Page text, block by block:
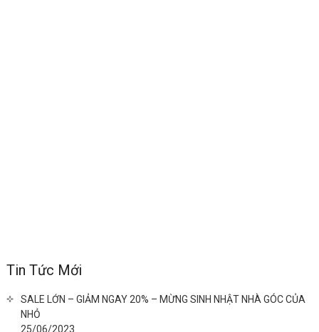
Tin Tức Mới
SALE LỚN – GIẢM NGAY 20% – MỪNG SINH NHẬT NHÀ GÓC CỦA
NHỎ
25/06/2023